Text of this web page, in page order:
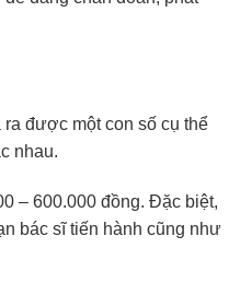
được một con số cụ thể
nhau.
– 600.000 đồng. Đặc biệt,
bác sĩ tiến hành cũng như